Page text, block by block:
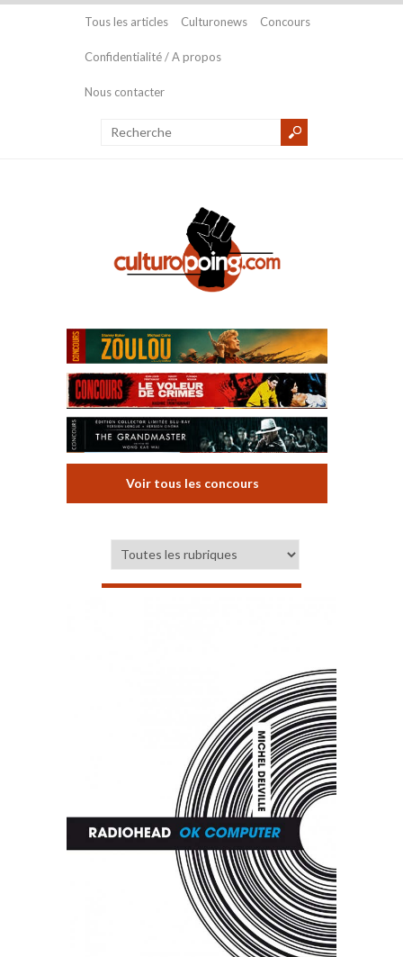
Tous les articles Culturonews Concours
Confidentialité / A propos
Nous contacter
Voir tous les concours